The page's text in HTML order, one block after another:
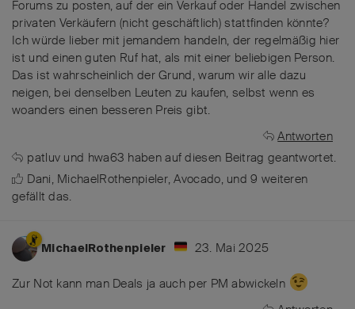
Forums zu posten, auf der ein Verkauf oder Handel zwischen
privaten Verkäufern (nicht geschäftlich) stattfinden könnte?
Ich würde lieber mit jemandem handeln, der regelmäßig hier
ist und einen guten Ruf hat, als mit einer beliebigen Person.
Das ist wahrscheinlich der Grund, warum wir alle dazu
neigen, bei denselben Leuten zu kaufen, selbst wenn es
woanders einen besseren Preis gibt.
Antworten
patluv und hwa63 habenauf diesen Beitrag geantwortet.
Dani, MichaelRothenpieler,Avocado, und9 weiteren
gefällt das.
MichaelRothenpieler 23. Mai 2025
Zur Not kann man Deals ja auch per PM abwickeln